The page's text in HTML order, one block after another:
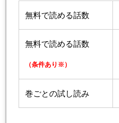
無料で読める話数
無料で読める話数
（条件あり※）
巻ごとの試し読み